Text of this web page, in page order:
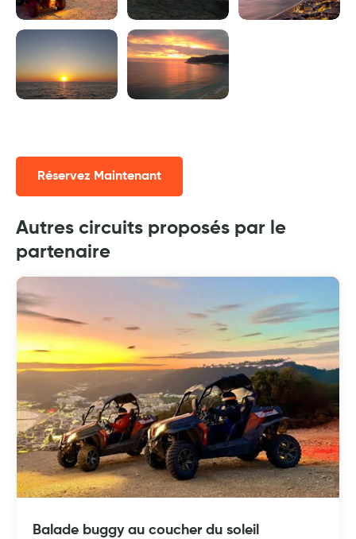
Réservez Maintenant
Autres circuits proposés par le
partenaire
Balade buggy au coucher du soleil